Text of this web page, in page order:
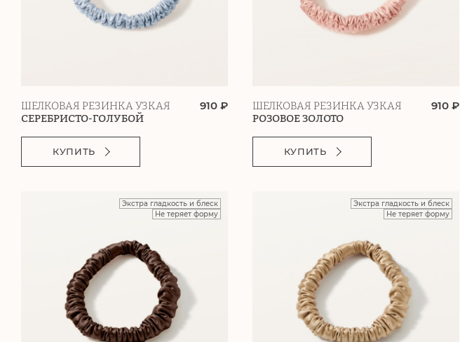
ШЕЛКОВАЯ РЕЗИНКА УЗКАЯ
СЕРЕБРИСТО-ГОЛУБОЙ
910 ₽
КУПИТЬ
ШЕЛКОВАЯ РЕЗИНКА УЗКАЯ
РОЗОВОЕ ЗОЛОТО
910 ₽
КУПИТЬ
Экстра гладкость и блеск
Не теряет форму
Экстра гладкость и блеск
Не теряет форму